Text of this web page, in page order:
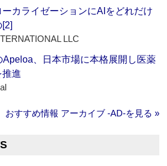
カライゼーションにAIをどれだけ
LLC
、日本市場に本格展開し医薬
推進
おすすめ情報 アーカイブ ‐AD‐を見る »